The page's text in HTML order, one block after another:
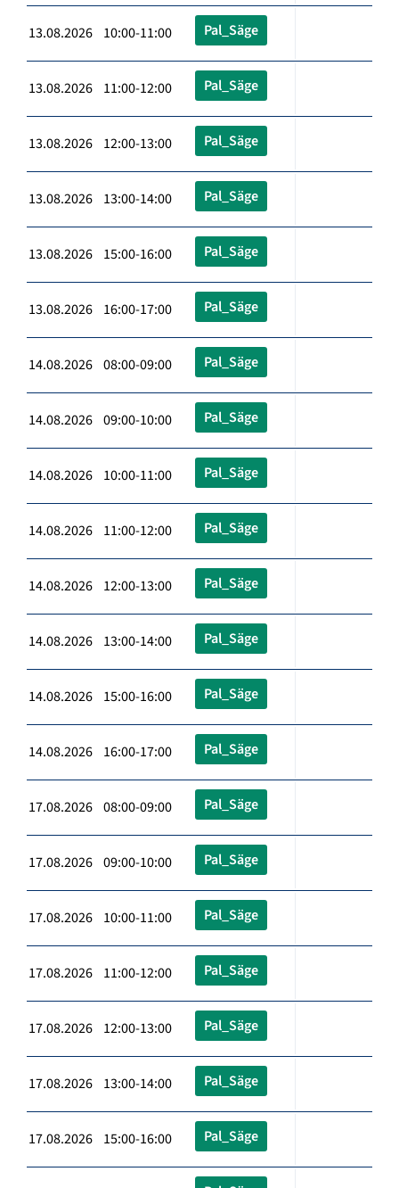
13.08.2026 10:00-11:00 Pal_Säge
13.08.2026 11:00-12:00 Pal_Säge
13.08.2026 12:00-13:00 Pal_Säge
13.08.2026 13:00-14:00 Pal_Säge
13.08.2026 15:00-16:00 Pal_Säge
13.08.2026 16:00-17:00 Pal_Säge
14.08.2026 08:00-09:00 Pal_Säge
14.08.2026 09:00-10:00 Pal_Säge
14.08.2026 10:00-11:00 Pal_Säge
14.08.2026 11:00-12:00 Pal_Säge
14.08.2026 12:00-13:00 Pal_Säge
14.08.2026 13:00-14:00 Pal_Säge
14.08.2026 15:00-16:00 Pal_Säge
14.08.2026 16:00-17:00 Pal_Säge
17.08.2026 08:00-09:00 Pal_Säge
17.08.2026 09:00-10:00 Pal_Säge
17.08.2026 10:00-11:00 Pal_Säge
17.08.2026 11:00-12:00 Pal_Säge
17.08.2026 12:00-13:00 Pal_Säge
17.08.2026 13:00-14:00 Pal_Säge
17.08.2026 15:00-16:00 Pal_Säge